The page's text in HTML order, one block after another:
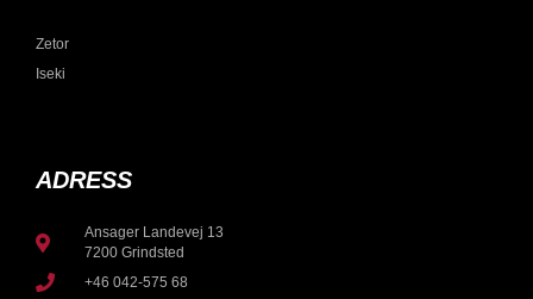
ADRESS
Ansager Landevej 13
7200 Grindsted
+46 042-575 68
Zetor
Iseki